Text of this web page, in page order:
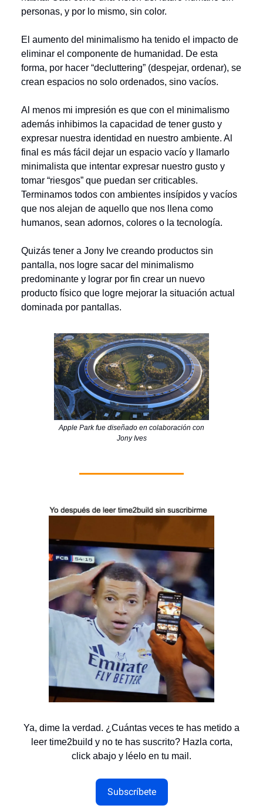
personas, y por lo mismo, sin color.
El aumento del minimalismo ha tenido el impacto de
eliminar el componente de humanidad. De esta
forma, por hacer “decluttering” (despejar, ordenar), se
crean espacios no solo ordenados, sino vacíos.
Al menos mi impresión es que con el minimalismo
además inhibimos la capacidad de tener gusto y
expresar nuestra identidad en nuestro ambiente. Al
final es más fácil dejar un espacio vacío y llamarlo
minimalista que intentar expresar nuestro gusto y
tomar “riesgos” que puedan ser criticables.
Terminamos todos con ambientes insípidos y vacíos
que nos alejan de aquello que nos llena como
humanos, sean adornos, colores o la tecnología.
Quizás tener a Jony Ive creando productos sin
pantalla, nos logre sacar del minimalismo
predominante y lograr por fin crear un nuevo
producto físico que logre mejorar la situación actual
dominada por pantallas.
Apple Park fue diseñado en colaboración con
Jony Ives
Ya, dime la verdad. ¿Cuántas veces te has metido a
leer time2build y no te has suscrito? Hazla corta,
click abajo y léelo en tu mail.
Subscríbete